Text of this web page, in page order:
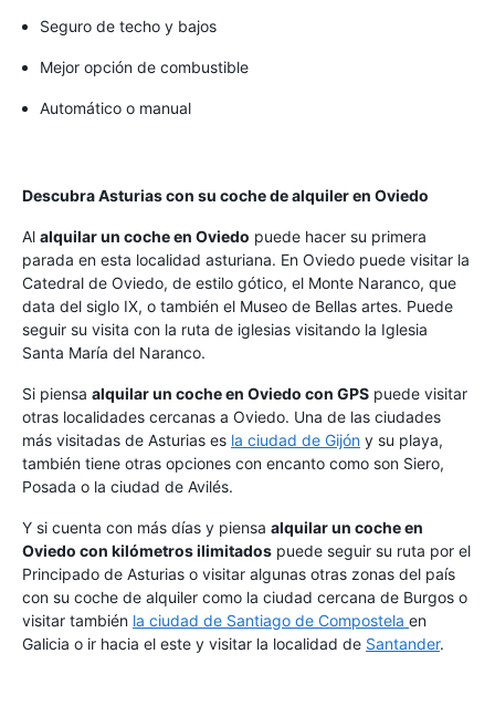
Seguro de techo y bajos
Mejor opción de combustible
Automático o manual
Descubra Asturias con su coche de alquiler en Oviedo
Al alquilar un coche en Oviedo puede hacer su primera
parada en esta localidad asturiana. En Oviedo puede visitar la
Catedral de Oviedo, de estilo gótico, el Monte Naranco, que
data del siglo IX, o también el Museo de Bellas artes. Puede
seguir su visita con la ruta de iglesias visitando la Iglesia
Santa María del Naranco.
Si piensa alquilar un coche en Oviedo con GPS puede visitar
otras localidades cercanas a Oviedo. Una de las ciudades
más visitadas de Asturias es la ciudad de Gijón y su playa,
también tiene otras opciones con encanto como son Siero,
Posada o la ciudad de Avilés.
Y si cuenta con más días y piensa alquilar un coche en
Oviedo con kilómetros ilimitados puede seguir su ruta por el
Principado de Asturias o visitar algunas otras zonas del país
con su coche de alquiler como la ciudad cercana de Burgos o
visitar también la ciudad de Santiago de Compostela en
Galicia o ir hacia el este y visitar la localidad de Santander.